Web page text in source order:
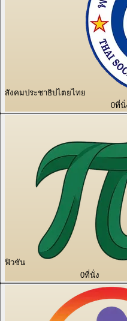
สังคมประชาธิปไตยไทย
0ที่นั่
ฟิวชัน
0ที่นั่ง